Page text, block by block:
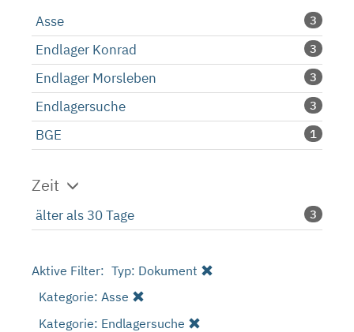
Asse 3
Endlager Konrad 3
Endlager Morsleben 3
Endlagersuche 3
BGE 1
Zeit
älter als 30 Tage 3
Aktive Filter: Typ: Dokument
Kategorie: Asse
Kategorie: Endlagersuche